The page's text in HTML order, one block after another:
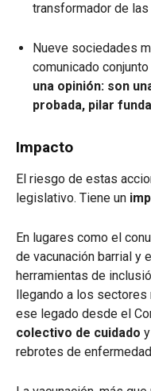
transformador de las
Nueve sociedades
comunicado
una opinión: son
probada, pilar
Impacto
El riesgo de estas
legislativo. Tiene un
En lugares como el
de vacunación barrial y
herramientas de
llegando a los sectores
ese legado desde el
colectivo de cuidado
rebrotes de